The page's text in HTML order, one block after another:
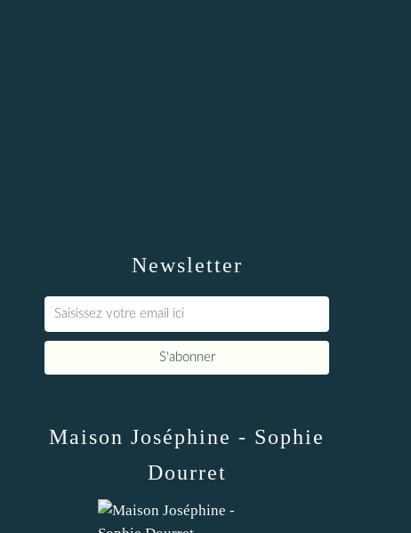
Newsletter
Maison Joséphine - Sophie
Dourret